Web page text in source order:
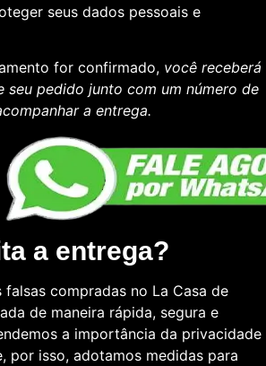
seus dados pessoais e
for confirmado, você receberá
seu pedido junto com um número de
a entrega.
a entrega?
compradas no La Casa de
de maneira rápida, segura e
a importância da privacidade
por isso, adotamos medidas para